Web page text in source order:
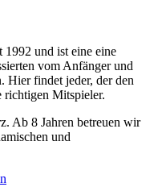
und ist eine eine
vom Anfänger und
Hier findet jeder, der den
richtigen Mitspieler.
Ab 8 Jahren betreuen wir
und